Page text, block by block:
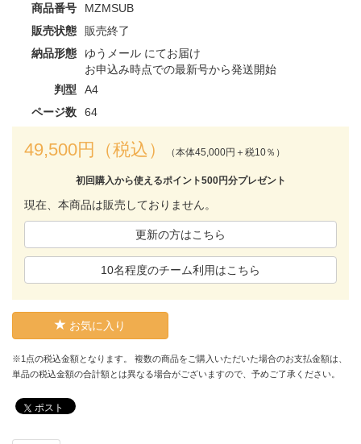
商品番号
MZMSUB
販売状態
販売終了
納品形態
ゆうメール にてお届け
お申込み時点での最新号から発送開始
判型
A4
ページ数
64
49,500円（税込） （本体45,000円＋税10％）
初回購入から使えるポイント500円分プレゼント
現在、本商品は販売しておりません。
更新の方はこちら
10名程度のチーム利用はこちら
お気に入り
※1点の税込金額となります。 複数の商品をご購入いただいた場合のお支払金額は、
単品の税込金額の合計額とは異なる場合がございますので、予めご了承ください。
ポスト